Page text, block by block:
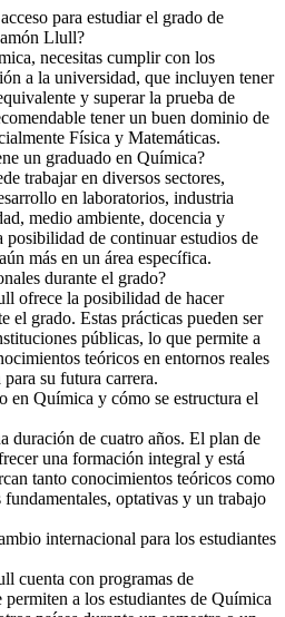
para estudiar el grado de
Llull?
necesitas cumplir con los
a la universidad, que incluyen tener
y superar la prueba de
tener un buen dominio de
Física y Matemáticas.
un graduado en Química?
trabajar en diversos sectores,
en laboratorios, industria
medio ambiente, docencia y
de continuar estudios de
más en un área específica.
durante el grado?
ofrece la posibilidad de hacer
el grado. Estas prácticas pueden ser
públicas, lo que permite a
teóricos en entornos reales
su futura carrera.
en Química y cómo se estructura el
duración de cuatro años. El plan de
una formación integral y está
tanto conocimientos teóricos como
optativas y un trabajo
internacional para los estudiantes
cuenta con programas de
a los estudiantes de Química